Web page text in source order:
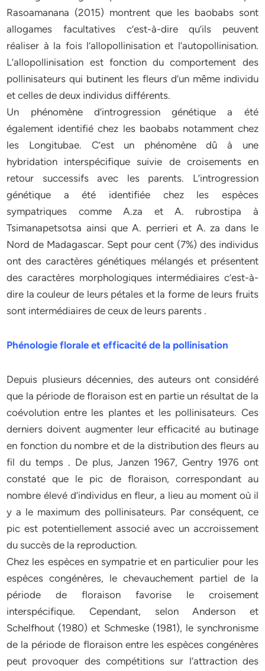
Rasoamanana (2015) montrent que les baobabs sont
allogames facultatives c’est-à-dire qu’ils peuvent
réaliser à la fois l’allopollinisation et l’autopollinisation.
L’allopollinisation est fonction du comportement des
pollinisateurs qui butinent les fleurs d’un même individu
et celles de deux individus différents.
Un phénomène d’introgression génétique a été
également identifié chez les baobabs notamment chez
les Longitubae. C’est un phénomène dû à une
hybridation interspécifique suivie de croisements en
retour successifs avec les parents. L’introgression
génétique a été identifiée chez les espèces
sympatriques comme A.za et A. rubrostipa à
Tsimanapetsotsa ainsi que A. perrieri et A. za dans le
Nord de Madagascar. Sept pour cent (7%) des individus
ont des caractères génétiques mélangés et présentent
des caractères morphologiques intermédiaires c’est-à-
dire la couleur de leurs pétales et la forme de leurs fruits
sont intermédiaires de ceux de leurs parents .
Phénologie florale et efficacité de la pollinisation
Depuis plusieurs décennies, des auteurs ont considéré
que la période de floraison est en partie un résultat de la
coévolution entre les plantes et les pollinisateurs. Ces
derniers doivent augmenter leur efficacité au butinage
en fonction du nombre et de la distribution des fleurs au
fil du temps . De plus, Janzen 1967, Gentry 1976 ont
constaté que le pic de floraison, correspondant au
nombre élevé d’individus en fleur, a lieu au moment où il
y a le maximum des pollinisateurs. Par conséquent, ce
pic est potentiellement associé avec un accroissement
du succès de la reproduction.
Chez les espèces en sympatrie et en particulier pour les
espèces congénères, le chevauchement partiel de la
période de floraison favorise le croisement
interspécifique. Cependant, selon Anderson et
Schelfhout (1980) et Schmeske (1981), le synchronisme
de la période de floraison entre les espèces congénères
peut provoquer des compétitions sur l’attraction des